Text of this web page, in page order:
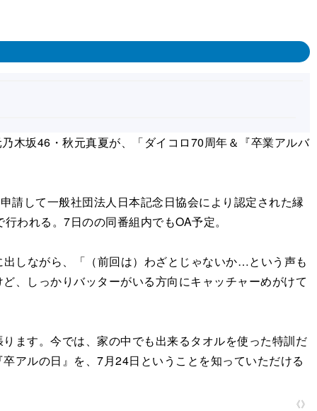
木坂46・秋元真夏が、「ダイコロ70周年＆『卒業アルバ
して一般社団法人日本記念日協会により認定された縁
われる。7日のの同番組内でもOA予定。
しながら、「（前回は）わざとじゃないか…という声も
、しっかりバッターがいる方向にキャッチャーめがけて
ます。今では、家の中でも出来るタオルを使った特訓だ
アルの日』を、7月24日ということを知っていただける
《》